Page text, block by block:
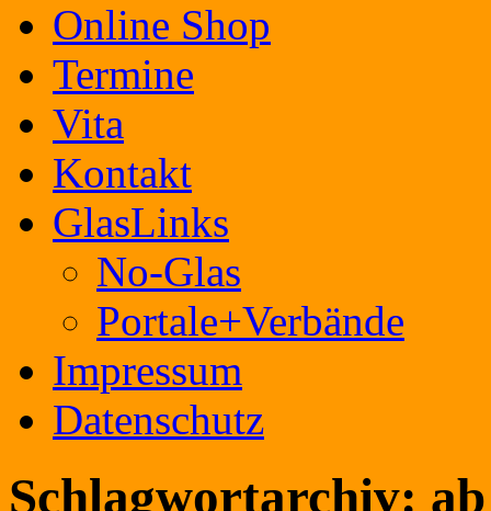
Online Shop
Termine
Vita
Kontakt
GlasLinks
No-Glas
Portale+Verbände
Impressum
Datenschutz
Schlagwortarchiv: ab